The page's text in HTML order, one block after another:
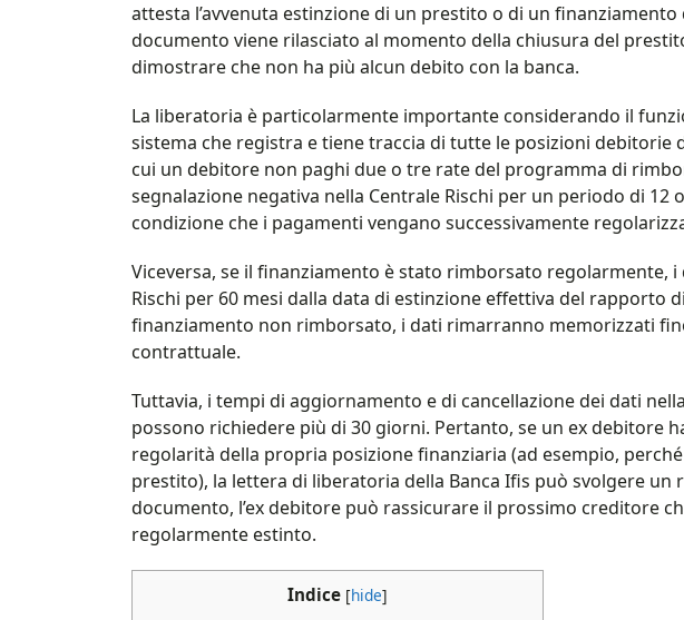
attesta l’avvenuta estinzione di un prestito o di un
documento viene rilasciato al momento della chiusura del
dimostrare che non ha più alcun debito con la banca.
La liberatoria è particolarmente importante considerando il
sistema che registra e tiene traccia di tutte le posizioni debitorie
cui un debitore non paghi due o tre rate del programma di
segnalazione negativa nella Centrale Rischi per un periodo di 12
condizione che i pagamenti vengano successivamente
Viceversa, se il finanziamento è stato rimborsato regolarmente,
Rischi per 60 mesi dalla data di estinzione effettiva del rapporto
finanziamento non rimborsato, i dati rimarranno memorizzati
contrattuale.
Tuttavia, i tempi di aggiornamento e di cancellazione dei dati
possono richiedere più di 30 giorni. Pertanto, se un ex debitore
regolarità della propria posizione finanziaria (ad esempio,
prestito), la lettera di liberatoria della Banca Ifis può svolgere un
documento, l’ex debitore può rassicurare il prossimo creditore
regolarmente estinto.
Indice [hide]